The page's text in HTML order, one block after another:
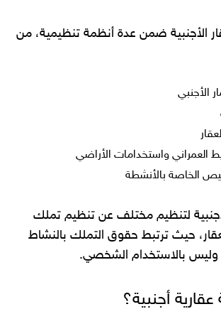
الأجنبية ضمن عدة أنظمة تنظيمية، من
الأجنبي
العمراني واستخدامات الأراضي
الخاصة بالأنشطة
لتنظيم مختلف عن تنظيم تملك
حيث ترتبط حقوق التملك بالنشاط
وليس بالاستخدام الشخصي.
أجنبية؟